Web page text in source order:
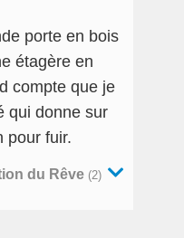
porte en bois
étagère en
compte que je
qui donne sur
pour fuir.
du Rêve (2)